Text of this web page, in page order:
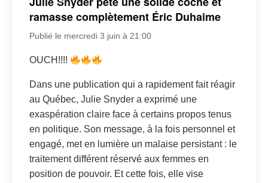
ramasse complètement Éric Duhaime
Publié le mercredi 3 juin à 21:00
OUCH!!!!
Dans une publication qui a rapidement fait réagir
au Québec, Julie Snyder a exprimé une
exaspération claire face à certains propos tenus
en politique. Son message, à la fois personnel et
engagé, met en lumière un malaise persistant : le
traitement différent réservé aux femmes en
position de pouvoir. Et cette fois, elle vise